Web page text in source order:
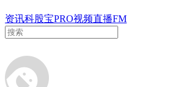
资讯科股宝PRO视频直播FM